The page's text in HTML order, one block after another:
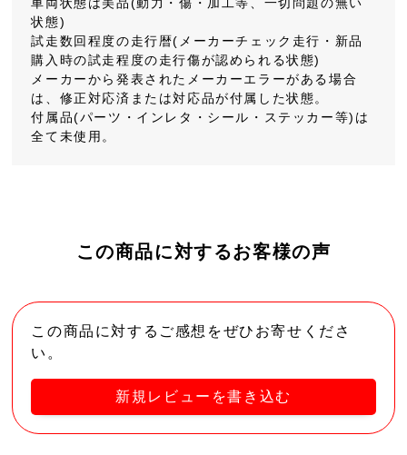
状態)
試走数回程度の走行暦(メーカーチェック走行・新品
購入時の試走程度の走行傷が認められる状態)
メーカーから発表されたメーカーエラーがある場合
は、修正対応済または対応品が付属した状態。
付属品(パーツ・インレタ・シール・ステッカー等)は
全て未使用。
この商品に対するお客様の声
この商品に対するご感想をぜひお寄せくださ
い。
新規レビューを書き込む